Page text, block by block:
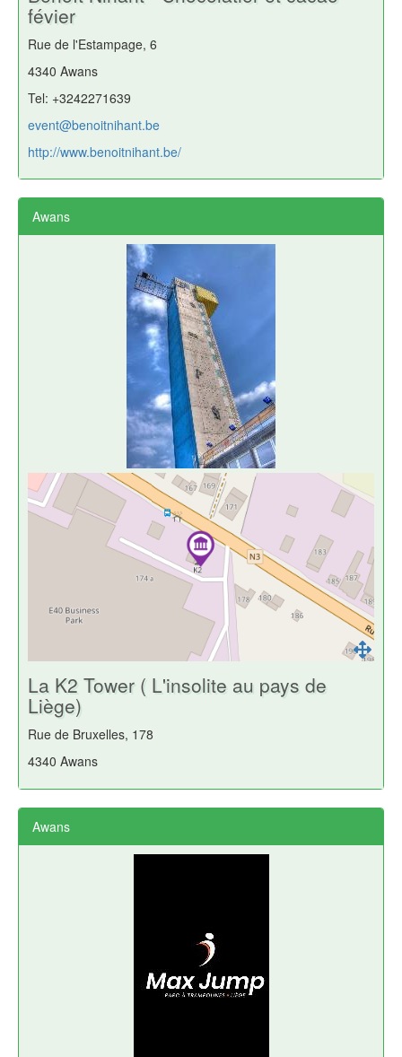
févier
Rue de l'Estampage, 6
4340 Awans
Tel: +3242271639
event@benoitnihant.be
http://www.benoitnihant.be/
Awans
La K2 Tower ( L'insolite au pays de
Liège)
Rue de Bruxelles, 178
4340 Awans
Awans